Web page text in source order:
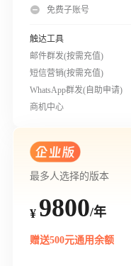
免费子账号
触达工具
邮件群发(按需充值)
短信营销(按需充值)
WhatsApp群发(自助申请)
商机中心
最多人选择的版本
¥ 9800/年
赠送500元通用余额